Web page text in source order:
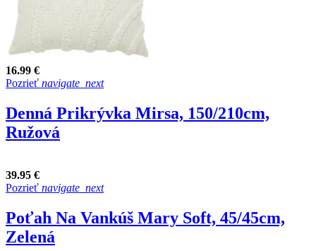
16.99 €
Pozrieť navigate_next
Denná Prikrývka Mirsa, 150/210cm,
Ružová
39.95 €
Pozrieť navigate_next
Poťah Na Vankúš Mary Soft, 45/45cm,
Zelená